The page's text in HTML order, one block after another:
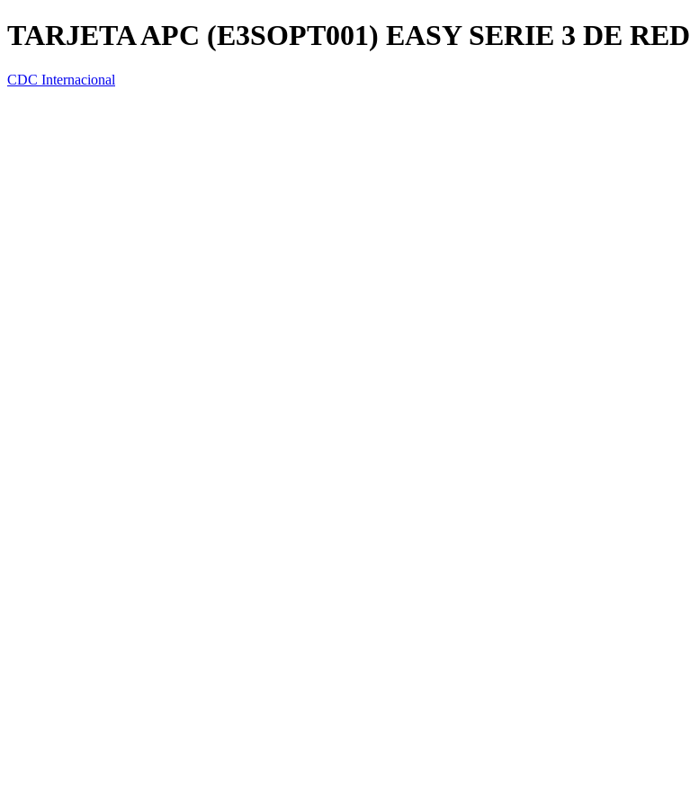
TARJETA APC (E3SOPT001) EASY SERIE 3 DE RED
CDC Internacional